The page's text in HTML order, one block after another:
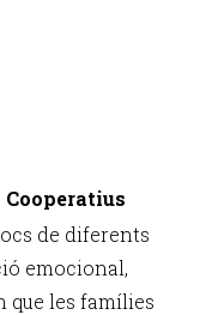
Cooperatius
de diferents
emocional,
que les famílies